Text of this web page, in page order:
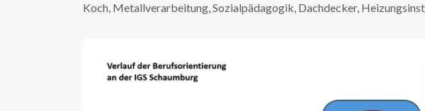
Koch, Metallverarbeitung, Sozialpädagogik, Dachdecker,